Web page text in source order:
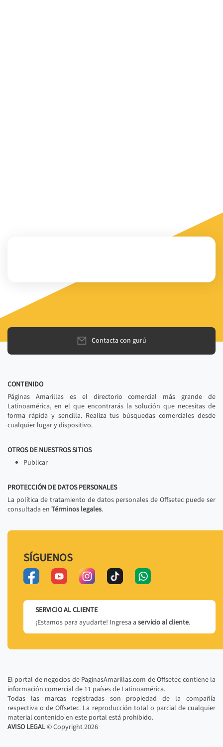
Contacta con gurú
CONTENIDO
Páginas Amarillas es el directorio comercial más grande de
Latinoamérica, en el que encontrarás la solución que necesitas de
forma rápida y sencilla. Realiza tus búsquedas comerciales desde
cualquier lugar y dispositivo.
OTROS DE NUESTROS SITIOS
Publicar
PROTECCIÓN DE DATOS PERSONALES
La política de tratamiento de datos personales de Offsetec puede ser
consultada en Términos legales.
SÍGUENOS
SERVICIO AL CLIENTE
¡Estamos para ayudarte! Ingresa a servicio al cliente.
El portal de negocios de PaginasAmarillas.com de Offsetec contiene la
información comercial de 11 países de Latinoamérica.
Todas las marcas registradas son propiedad de la compañía
respectiva o de Offsetec. La reproducción total o parcial de cualquier
material contenido en este portal está prohibido.
AVISO LEGAL© Copyright2026